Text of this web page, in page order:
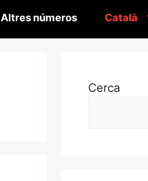
Altres números Català
Cerca